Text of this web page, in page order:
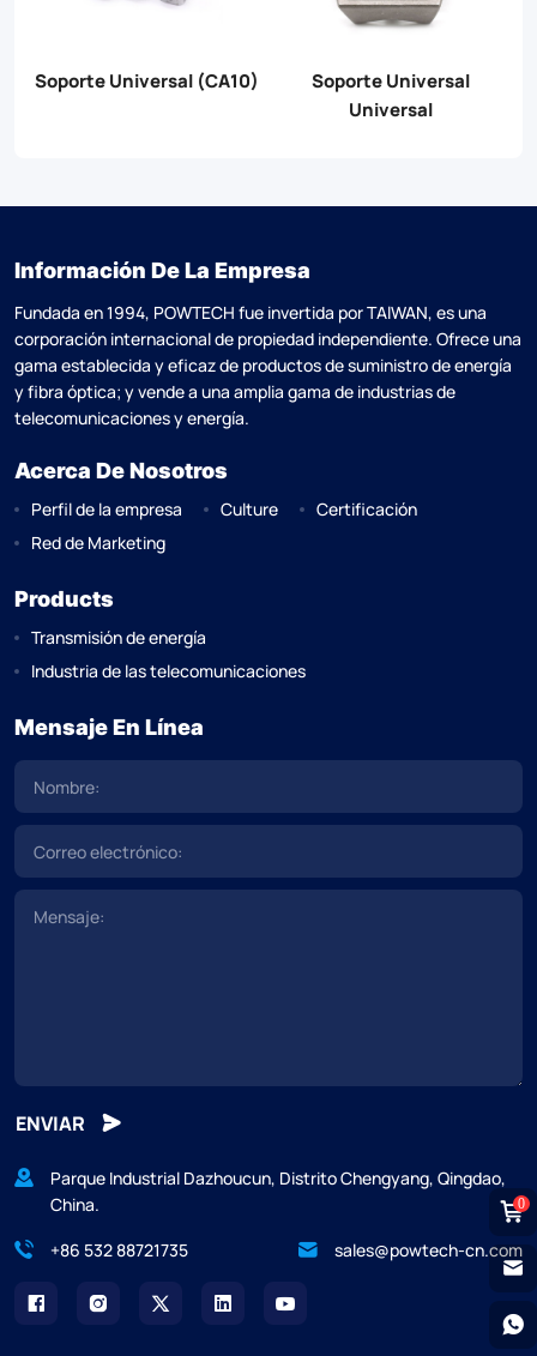
Soporte Universal (CA10)
Soporte Universal
Universal
Información De La Empresa
Fundada en 1994, POWTECH fue invertida por TAlWAN, es una
corporación internacional de propiedad independiente. Ofrece una
gama establecida y eficaz de productos de suministro de energía
y fibra óptica; y vende a una amplia gama de industrias de
telecomunicaciones y energía.
Acerca De Nosotros
Perfil de la empresa Culture
Certificación
Red de Marketing
Products
Transmisión de energía
Industria de las telecomunicaciones
Mensaje En Línea
ENVIAR
Parque Industrial Dazhoucun, Distrito Chengyang, Qingdao,
China.
+86 532 88721735
sales@powtech-cn.com
0